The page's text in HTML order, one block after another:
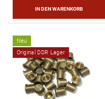
Neu
Original DDR Lager